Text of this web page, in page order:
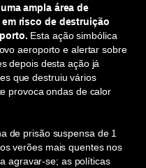
ampla área de
risco de destruição
Esta ação simbólica
aeroporto e alertar sobre
depois desta ação já
que destruiu vários
provoca ondas de calor
de prisão suspensa de 1
verões mais quentes nos
agravar-se; as políticas